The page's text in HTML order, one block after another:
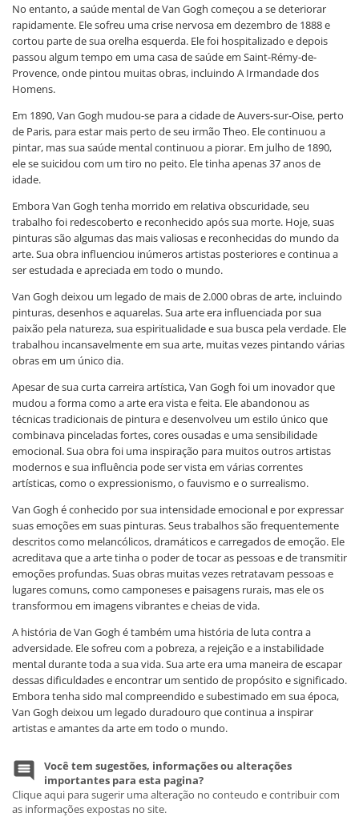
No entanto, a saúde mental de Van Gogh começou a se deteriorar
rapidamente. Ele sofreu uma crise nervosa em dezembro de 1888 e
cortou parte de sua orelha esquerda. Ele foi hospitalizado e depois
passou algum tempo em uma casa de saúde em Saint-Rémy-de-
Provence, onde pintou muitas obras, incluindo A Irmandade dos
Homens.
Em 1890, Van Gogh mudou-se para a cidade de Auvers-sur-Oise, perto
de Paris, para estar mais perto de seu irmão Theo. Ele continuou a
pintar, mas sua saúde mental continuou a piorar. Em julho de 1890,
ele se suicidou com um tiro no peito. Ele tinha apenas 37 anos de
idade.
Embora Van Gogh tenha morrido em relativa obscuridade, seu
trabalho foi redescoberto e reconhecido após sua morte. Hoje, suas
pinturas são algumas das mais valiosas e reconhecidas do mundo da
arte. Sua obra influenciou inúmeros artistas posteriores e continua a
ser estudada e apreciada em todo o mundo.
Van Gogh deixou um legado de mais de 2.000 obras de arte, incluindo
pinturas, desenhos e aquarelas. Sua arte era influenciada por sua
paixão pela natureza, sua espiritualidade e sua busca pela verdade. Ele
trabalhou incansavelmente em sua arte, muitas vezes pintando várias
obras em um único dia.
Apesar de sua curta carreira artística, Van Gogh foi um inovador que
mudou a forma como a arte era vista e feita. Ele abandonou as
técnicas tradicionais de pintura e desenvolveu um estilo único que
combinava pinceladas fortes, cores ousadas e uma sensibilidade
emocional. Sua obra foi uma inspiração para muitos outros artistas
modernos e sua influência pode ser vista em várias correntes
artísticas, como o expressionismo, o fauvismo e o surrealismo.
Van Gogh é conhecido por sua intensidade emocional e por expressar
suas emoções em suas pinturas. Seus trabalhos são frequentemente
descritos como melancólicos, dramáticos e carregados de emoção. Ele
acreditava que a arte tinha o poder de tocar as pessoas e de transmitir
emoções profundas. Suas obras muitas vezes retratavam pessoas e
lugares comuns, como camponeses e paisagens rurais, mas ele os
transformou em imagens vibrantes e cheias de vida.
A história de Van Gogh é também uma história de luta contra a
adversidade. Ele sofreu com a pobreza, a rejeição e a instabilidade
mental durante toda a sua vida. Sua arte era uma maneira de escapar
dessas dificuldades e encontrar um sentido de propósito e significado.
Embora tenha sido mal compreendido e subestimado em sua época,
Van Gogh deixou um legado duradouro que continua a inspirar
artistas e amantes da arte em todo o mundo.
Você tem sugestões, informações ou alterações
importantes para esta pagina?
Clique aqui para sugerir uma alteração no conteudo e contribuir com
as informações expostas no site.